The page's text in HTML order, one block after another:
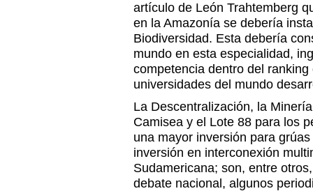
artículo de León Trahtemberg
en la Amazonía se debería
Biodiversidad. Esta debería
mundo en esta especialidad,
competencia dentro del
universidades del mundo
La Descentralización, la
Camisea y el Lote 88 para los
una mayor inversión para
inversión en interconexión
Sudamericana; son, entre
debate nacional, algunos